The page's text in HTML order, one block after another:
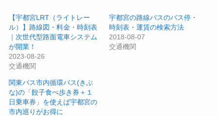
【宇都宮LRT（ライトレー
ル）】路線図・料金・時刻表
｜次世代型路面電車システム
が開業！
2023-08-26
交通機関
宇都宮の路線バスのバス停・
時刻表・運賃の検索方法
2018-08-07
交通機関
関東バス市内循環バス(きぶ
な)の「餃子食べ歩き券＋１
日乗車券」を使えば宇都宮の
市内巡りがお得に